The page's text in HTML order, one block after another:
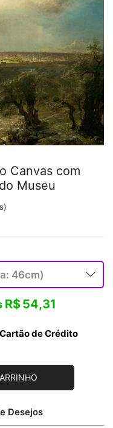
Canvas com
Museu
R$54,31
de Crédito
Desejos